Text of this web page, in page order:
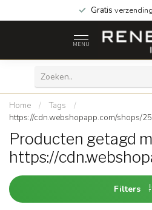
Gratis
MENU
Home / Tags
/
https://cdn.webshopapp.com/shops/
Producten getagd
https://
Filters